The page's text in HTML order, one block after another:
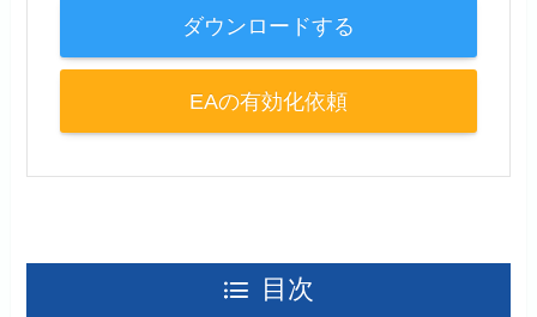
ダウンロードする
EAの有効化依頼
目次